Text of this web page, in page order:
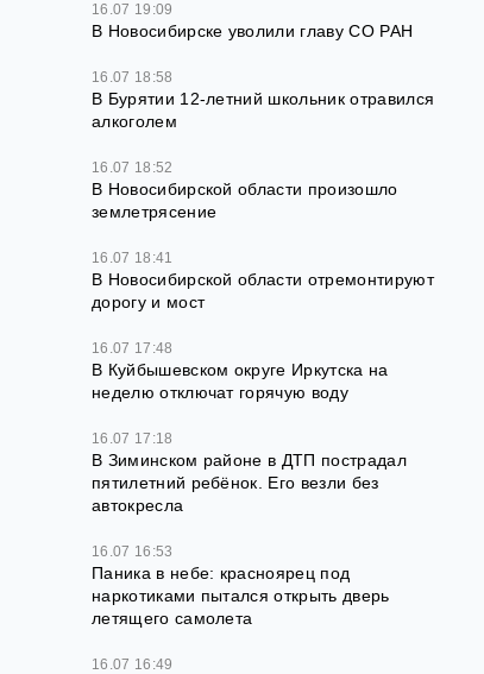
16.07 19:09
В Новосибирске уволили главу СО РАН
16.07 18:58
В Бурятии 12-летний школьник отравился
алкоголем
16.07 18:52
В Новосибирской области произошло
землетрясение
16.07 18:41
В Новосибирской области отремонтируют
дорогу и мост
16.07 17:48
В Куйбышевском округе Иркутска на
неделю отключат горячую воду
16.07 17:18
В Зиминском районе в ДТП пострадал
пятилетний ребёнок. Его везли без
автокресла
16.07 16:53
Паника в небе: красноярец под
наркотиками пытался открыть дверь
летящего самолета
16.07 16:49